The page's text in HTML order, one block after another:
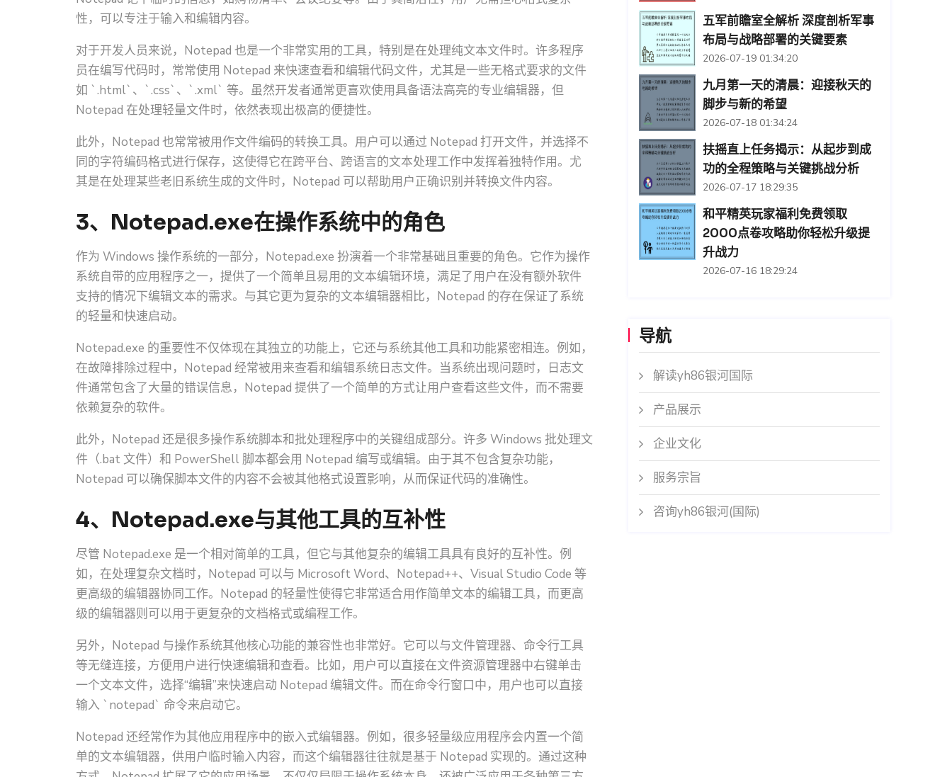
性，可以专注于输入和编辑内容。
对于开发人员来说，Notepad 也是一个非常实用的工具，特别是在处理纯文本文件时。许多程序
员在编写代码时，常常使用 Notepad 来快速查看和编辑代码文件，尤其是一些无格式要求的文件
如 `.html`、`.css`、`.xml` 等。虽然开发者通常更喜欢使用具备语法高亮的专业编辑器，但
Notepad 在处理轻量文件时，依然表现出极高的便捷性。
此外，Notepad 也常常被用作文件编码的转换工具。用户可以通过 Notepad 打开文件，并选择不
同的字符编码格式进行保存，这使得它在跨平台、跨语言的文本处理工作中发挥着独特作用。尤
其是在处理某些老旧系统生成的文件时，Notepad 可以帮助用户正确识别并转换文件内容。
3、Notepad.exe在操作系统中的角色
作为 Windows 操作系统的一部分，Notepad.exe 扮演着一个非常基础且重要的角色。它作为操作
系统自带的应用程序之一，提供了一个简单且易用的文本编辑环境，满足了用户在没有额外软件
支持的情况下编辑文本的需求。与其它更为复杂的文本编辑器相比，Notepad 的存在保证了系统
的轻量和快速启动。
Notepad.exe 的重要性不仅体现在其独立的功能上，它还与系统其他工具和功能紧密相连。例如，
在故障排除过程中，Notepad 经常被用来查看和编辑系统日志文件。当系统出现问题时，日志文
件通常包含了大量的错误信息，Notepad 提供了一个简单的方式让用户查看这些文件，而不需要
依赖复杂的软件。
此外，Notepad 还是很多操作系统脚本和批处理程序中的关键组成部分。许多 Windows 批处理文
件（.bat 文件）和 PowerShell 脚本都会用 Notepad 编写或编辑。由于其不包含复杂功能，
Notepad 可以确保脚本文件的内容不会被其他格式设置影响，从而保证代码的准确性。
4、Notepad.exe与其他工具的互补性
尽管 Notepad.exe 是一个相对简单的工具，但它与其他复杂的编辑工具具有良好的互补性。例
如，在处理复杂文档时，Notepad 可以与 Microsoft Word、Notepad++、Visual Studio Code 等
更高级的编辑器协同工作。Notepad 的轻量性使得它非常适合用作简单文本的编辑工具，而更高
级的编辑器则可以用于更复杂的文档格式或编程工作。
另外，Notepad 与操作系统其他核心功能的兼容性也非常好。它可以与文件管理器、命令行工具
等无缝连接，方便用户进行快速编辑和查看。比如，用户可以直接在文件资源管理器中右键单击
一个文本文件，选择“编辑”来快速启动 Notepad 编辑文件。而在命令行窗口中，用户也可以直接
输入 `notepad` 命令来启动它。
Notepad 还经常作为其他应用程序中的嵌入式编辑器。例如，很多轻量级应用程序会内置一个简
单的文本编辑器，供用户临时输入内容，而这个编辑器往往就是基于 Notepad 实现的。通过这种
五军前瞻室全解析 深度剖析军事
布局与战略部署的关键要素
2026-07-19 01:34:20
九月第一天的清晨：迎接秋天的
脚步与新的希望
2026-07-18 01:34:24
扶摇直上任务揭示：从起步到成
功的全程策略与关键挑战分析
2026-07-17 18:29:35
和平精英玩家福利免费领取
2000点卷攻略助你轻松升级提
升战力
2026-07-16 18:29:24
导航
解读yh86银河国际
产品展示
企业文化
服务宗旨
咨询yh86银河(国际)